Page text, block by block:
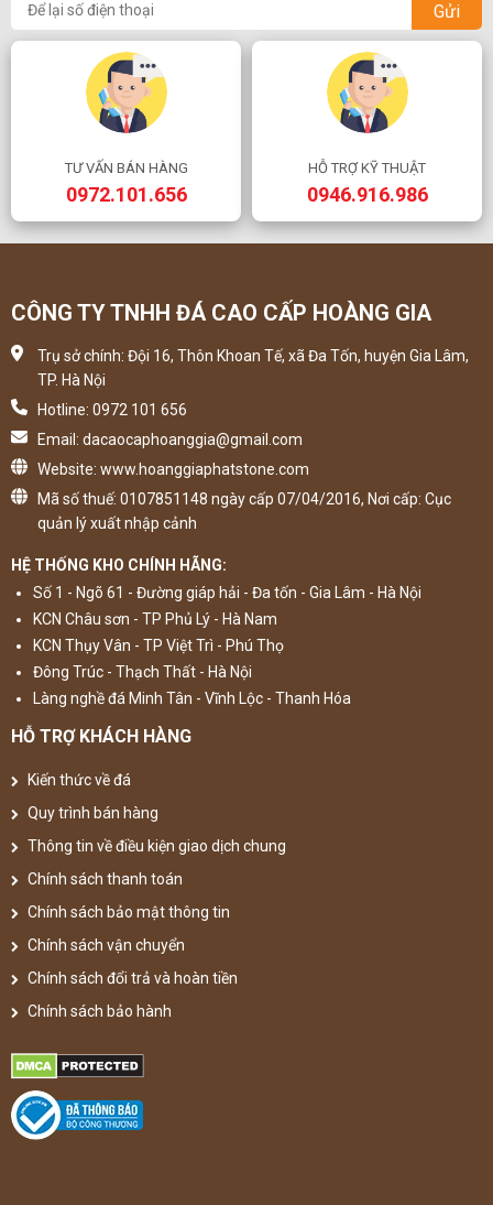
Gửi
TƯ VẤN BÁN HÀNG
0972.101.656
HỖ TRỢ KỸ THUẬT
0946.916.986
CÔNG TY TNHH ĐÁ CAO CẤP HOÀNG GIA
Trụ sở chính: Đội 16, Thôn Khoan Tế, xã Đa Tốn, huyện Gia Lâm,
TP. Hà Nội
Hotline: 0972 101 656
Email: dacaocaphoanggia@gmail.com
Website: www.hoanggiaphatstone.com
Mã số thuế: 0107851148 ngày cấp 07/04/2016, Nơi cấp: Cục
quản lý xuất nhập cảnh
HỆ THỐNG KHO CHÍNH HÃNG:
Số 1 - Ngõ 61 - Đường giáp hải - Đa tốn - Gia Lâm - Hà Nội
KCN Châu sơn - TP Phủ Lý - Hà Nam
KCN Thụy Vân - TP Việt Trì - Phú Thọ
Đông Trúc - Thạch Thất - Hà Nội
Làng nghề đá Minh Tân - Vĩnh Lộc - Thanh Hóa
HỖ TRỢ KHÁCH HÀNG
Kiến thức về đá
Quy trình bán hàng
Thông tin về điều kiện giao dịch chung
Chính sách thanh toán
Chính sách bảo mật thông tin
Chính sách vận chuyển
Chính sách đổi trả và hoàn tiền
Chính sách bảo hành